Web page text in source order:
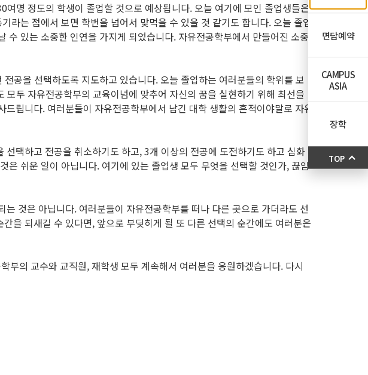
명 정도의 학생이 졸업할 것으로 예상됩니다. 오늘 여기에 모인 졸업생들은
는 점에서 보면 학번을 넘어서 맞먹을 수 있을 것 같기도 합니다. 오늘 졸업
있는 소중한 인연을 가지게 되었습니다. 자유전공학부에서 만들어진 소중
공을 선택하도록 지도하고 있습니다. 오늘 졸업하는 여러분들의 학위를 보
두 자유전공학부의 교육이념에 맞추어 자신의 꿈을 실현하기 위해 최선을
립니다. 여러분들이 자유전공학부에서 남긴 대학 생활의 흔적이야말로 자유
택하고 전공을 취소하기도 하고, 3개 이상의 전공에 도전하기도 하고 심화
쉬운 일이 아닙니다. 여기에 있는 졸업생 모두 무엇을 선택할 것인가, 끊임
것은 아닙니다. 여러분들이 자유전공학부를 떠나 다른 곳으로 가더라도 선
을 되새길 수 있다면, 앞으로 부딪히게 될 또 다른 선택의 순간에도 여러분은
의 교수와 교직원, 재학생 모두 계속해서 여러분을 응원하겠습니다. 다시
면담예약
CAMPUS
ASIA
장학
TOP